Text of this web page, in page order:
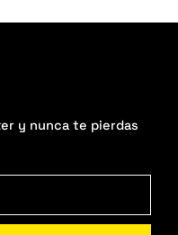
y nunca te pierdas